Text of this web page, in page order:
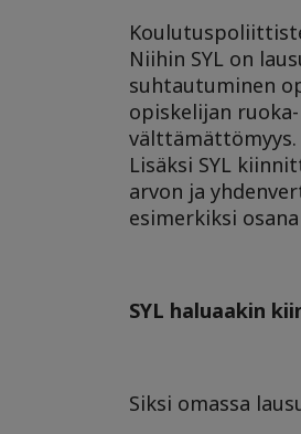
Niihin SYL on
suhtautuminen
opiskelijan
Lisäksi SYL
arvon ja
esimerkiksi
SYL haluaakin
Siksi omassa